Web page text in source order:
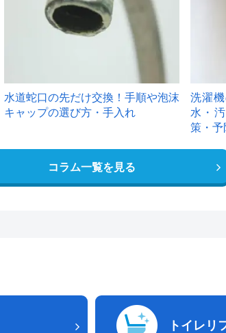
水道蛇口の先だけ交換！手順や泡沫
キャップの選び方・手入れ
洗濯
水・
策・予
コラム一覧を見る
トイレリ